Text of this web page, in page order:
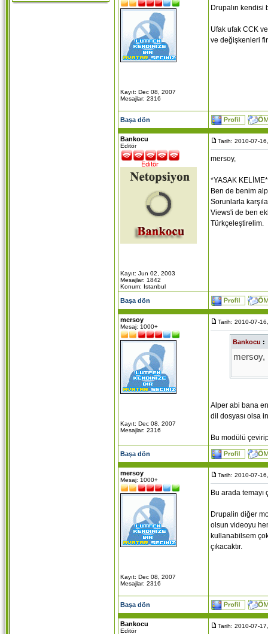
Kayıt: Dec 08, 2007
Mesajlar: 2316
Drupalın kendisi
Ufak ufak CCK
ve değişkenleri
Başa dön
Bankocu
Editör
Kayıt: Jun 02, 2003
Mesajlar: 1842
Konum: Istanbul
Tarih: 2010-07-
mersoy,
*YASAK
Ben de benim
Sorunlarla
Views'i de ben
Türkçeleştirelim.
Başa dön
mersoy
Mesaj: 1000+
Kayıt: Dec 08, 2007
Mesajlar: 2316
Tarih: 2010-07-
Bankocu :
mersoy,
CCK
Alper abi bana
dil dosyası olsa
Bu modülü
Başa dön
mersoy
Mesaj: 1000+
Kayıt: Dec 08, 2007
Mesajlar: 2316
Tarih: 2010-07-
Bu arada temayı
Drupalin diğer
olsun videoyu
kullanabilsem
çıkacaktır.
Başa dön
Bankocu
Editör
Tarih: 2010-07-